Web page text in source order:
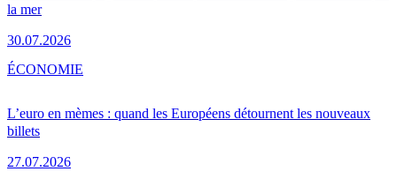
la mer
30.07.2026
L’euro en mèmes : quand les Européens détournent les nouveaux
billets
27.07.2026
ÉCONOMIE